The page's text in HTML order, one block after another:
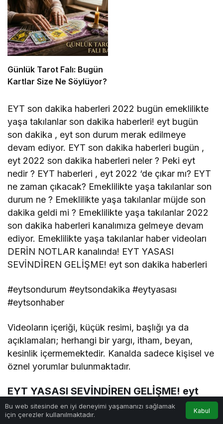
Günlük Tarot Falı: Bugün
Kartlar Size Ne Söylüyor?
EYT son dakika haberleri 2022 bugün emeklilikte
yaşa takılanlar son dakika haberleri! eyt bugün
son dakika , eyt son durum merak edilmeye
devam ediyor. EYT son dakika haberleri bugün ,
eyt 2022 son dakika haberleri neler ? Peki eyt
nedir ? EYT haberleri , eyt 2022 ‘de çıkar mı? EYT
ne zaman çıkacak? Emeklilikte yaşa takılanlar son
durum ne ? Emeklilikte yaşa takılanlar müjde son
dakika geldi mi ? Emeklilikte yaşa takılanlar 2022
son dakika haberleri kanalımıza gelmeye devam
ediyor. Emeklilikte yaşa takılanlar haber videoları
DERİN NOTLAR kanalında! EYT YASASI
SEVİNDİREN GELİŞME! eyt son dakika haberleri
#eytsondurum #eytsondakika #eytyasası
#eytsonhaber
Videoların içeriği, küçük resimi, başlığı ya da
açıklamaları; herhangi bir yargı, itham, beyan,
kesinlik içermemektedir. Kanalda sadece kişisel ve
öznel yorumlar bulunmaktadır.
EYT YASASI SEVİNDİREN GELİŞME! eyt
son dakika haberleri 2022
#SonDakikaHaberler
Bu web sitesinde en iyi deneyimi yaşamanızı sağlamak
için çerezler kullanılmaktadır.
Kabul
Anasayfa Akış Bildirimler
0